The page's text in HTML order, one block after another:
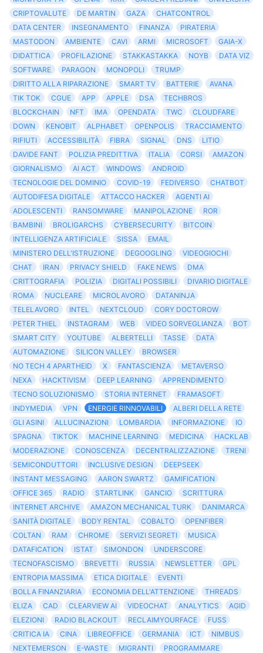
CRIPTOVALUTE
DE MARTIN GAZA
CHATCONTROL
DATA CENTER
INSEGNAMENTO FINANZA
PIRATERIA
MASTODON
AMBIENTE CAVI ARMI MICROSOFT
GAIA-X
DIDATTICA
PROFILAZIONE STAKKASTAKKA NOYB
DATA VIZ
SOFTWARE
PARAGON MONOPOLI
TRUMP
DIRITTO ALLA RIPARAZIONE
SMART TV BATTERIE
AVANA
TIK TOK
CGUE APP APPLE DSA
TECHBROS
BLOCKCHAIN
NFT IMA OPENDATA TWC
CLOUDFARE
DOWN
KENOBIT ALPHABET OPENPOLIS
TRACCIAMENTO
RIFIUTI
ACCESSIBILITÀ FIBRA SIGNAL DNS
LITIO
DAVIDE FANT
POLIZIA PREDITTIVA ITALIA CORSI
AMAZON
GIORNALISMO
AI ACT WINDOWS
ANDROID
TECNOLOGIE DEL DOMINIO
COVID-19 FEDIVERSO
CHATBOT
AUTODIFESA DIGITALE
ATTACCO HACKER
AGENTI AI
ADOLESCENTI
RANSOMWARE MANIPOLAZIONE
ROR
BAMBINI
BROLIGARCHS CYBERSECURITY
BITCOIN
INTELLIGENZA ARTIFICIALE
SISSA
EMAIL
MINISTERO DELL'ISTRUZIONE
DEGOOGLING
VIDEOGIOCHI
CHAT
IRAN PRIVACY SHIELD FAKE NEWS
DMA
CRITTOGRAFIA
POLIZIA DIGITALI POSSIBILI
DIVARIO DIGITALE
ROMA
NUCLEARE MICROLAVORO
DATANINJA
TELELAVORO
INTEL NEXTCLOUD
CORY DOCTOROW
PETER THIEL
INSTAGRAM WEB VIDEO SORVEGLIANZA
BOT
SMART CITY
YOUTUBE ALBERTELLI TASSE
DATA
AUTOMAZIONE
SILICON VALLEY
BROWSER
NO TECH 4 APARTHEID
X FANTASCIENZA
METAVERSO
NEXA
HACKTIVISM DEEP LEARNING
APPRENDIMENTO
TECNO SOLUZIONISMO
STORIA INTERNET
FRAMASOFT
INDYMEDIA
VPN ENERGIE RINNOVABILI
ALBERI DELLA RETE
GLI ASINI
ALLUCINAZIONI LOMBARDIA INFORMAZIONE
IO
SPAGNA
TIKTOK MACHINE LEARNING MEDICINA
HACKLAB
MODERAZIONE
CONOSCENZA DECENTRALIZZAZIONE
TRENI
SEMICONDUTTORI
INCLUSIVE DESIGN
DEEPSEEK
INSTANT MESSAGING
AARON SWARTZ
GAMIFICATION
OFFICE 365
RADIO STARTLINK GANCIO
SCRITTURA
INTERNET ARCHIVE
AMAZON MECHANICAL TURK
DANIMARCA
SANITÀ DIGITALE
BODY RENTAL COBALTO
OPENFIBER
COLTAN
RAM CHROME SERVIZI SEGRETI
MUSICA
DATAFICATION
ISTAT SIMONDON
UNDERSCORE
TECNOFASCISMO
BREVETTI RUSSIA NEWSLETTER
GPL
ENTROPIA MASSIMA
ETICA DIGITALE
EVENTI
BOLLA FINANZIARIA
ECONOMIA DELL'ATTENZIONE
THREADS
ELIZA
CAD CLEARVIEW AI VIDEOCHAT ANALYTICS
AGID
ELEZIONI
RADIO BLACKOUT RECLAIMYOURFACE
FUSS
CRITICA IA
CINA LIBREOFFICE GERMANIA ICT
NIMBUS
NEXTEMERSON
E-WASTE MIGRANTI
PROGRAMMARE